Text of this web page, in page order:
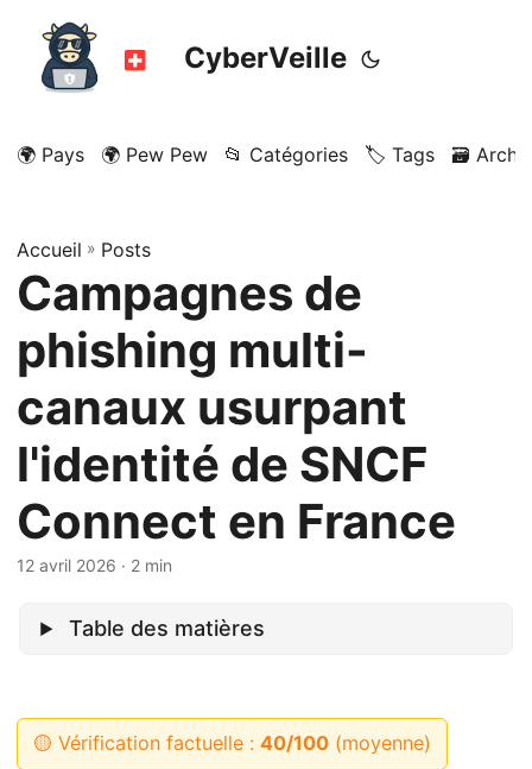
CyberVeille
🌍 Pays 🌍 Pew Pew 📂 Catégories 🏷️ Tags 🗃️
Accueil » Posts
Campagnes de
phishing multi-
canaux usurpant
l'identité de SNCF
Connect en France
12 avril 2026 · 2 min
Table des matières
🟡 Vérification factuelle : 40/100(moyenne)